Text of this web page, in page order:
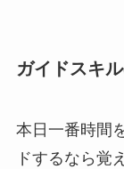
ガイドスキ
本日一番時間
ドするなら覚